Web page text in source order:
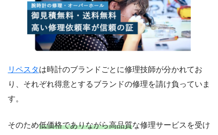
リペスタは時計のブランドごとに修理技師が分かれてお
り、それぞれ得意とするブランドの修理を請け負っていま
す。
そのため低価格でありながら高品質な修理サービスを受け